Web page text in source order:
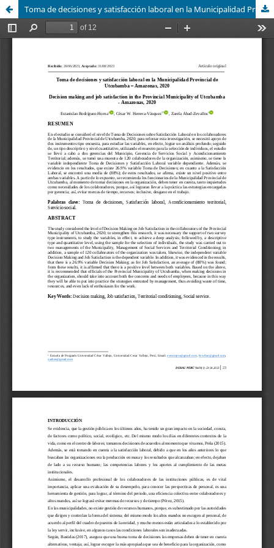
Toma de decisiones y satisfacción laboral en la Municipalidad Provincial de Utcubamba – Amazonas, 2020